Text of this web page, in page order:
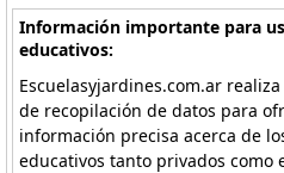
Información importante para
educativos:
Escuelasyjardines.com.ar
de recopilación de datos para
información precisa acerca de
educativos tanto privados como